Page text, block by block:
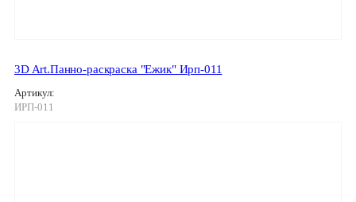
3D Art.Панно-раскраска "Ежик" Ирп-011
Артикул:
ИРП-011